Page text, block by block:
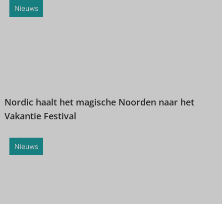
Nieuws
Nordic haalt het magische Noorden naar het
Vakantie Festival
Nieuws